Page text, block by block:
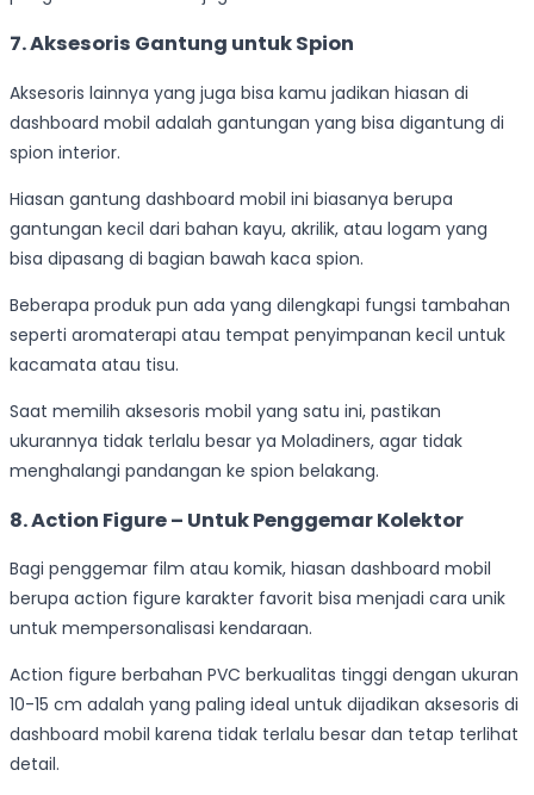
7. Aksesoris Gantung untuk Spion
Aksesoris lainnya yang juga bisa kamu jadikan hiasan di
dashboard mobil adalah gantungan yang bisa digantung di
spion interior.
Hiasan gantung dashboard mobil ini biasanya berupa
gantungan kecil dari bahan kayu, akrilik, atau logam yang
bisa dipasang di bagian bawah kaca spion.
Beberapa produk pun ada yang dilengkapi fungsi tambahan
seperti aromaterapi atau tempat penyimpanan kecil untuk
kacamata atau tisu.
Saat memilih aksesoris mobil yang satu ini, pastikan
ukurannya tidak terlalu besar ya Moladiners, agar tidak
menghalangi pandangan ke spion belakang.
8. Action Figure – Untuk Penggemar Kolektor
Bagi penggemar film atau komik, hiasan dashboard mobil
berupa action figure karakter favorit bisa menjadi cara unik
untuk mempersonalisasi kendaraan.
Action figure berbahan PVC berkualitas tinggi dengan ukuran
10-15 cm adalah yang paling ideal untuk dijadikan aksesoris di
dashboard mobil karena tidak terlalu besar dan tetap terlihat
detail.